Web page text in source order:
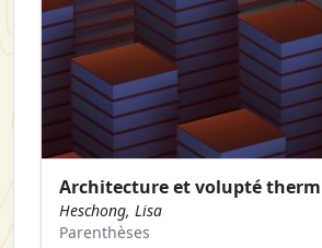
Architecture et volupté
Heschong, Lisa
Parenthèses